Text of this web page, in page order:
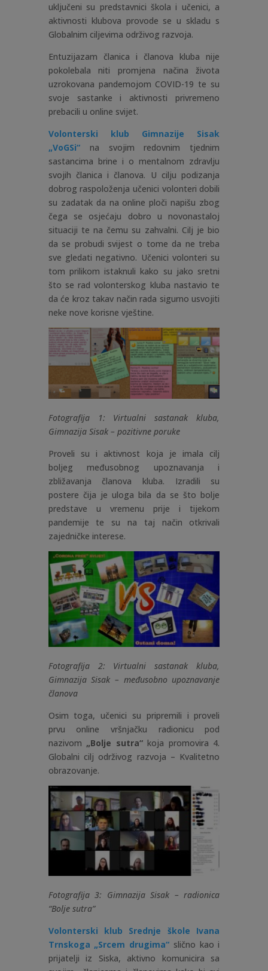
uključeni su predstavnici škola i učenici, a
aktivnosti klubova provode se u skladu s
Globalnim ciljevima održivog razvoja.
Entuzijazam članica i članova kluba nije
pokolebala niti promjena načina života
uzrokovana pandemojom COVID-19 te su
svoje sastanke i aktivnosti privremeno
prebacili u online svijet.
Volonterski klub Gimnazije Sisak
„VoGSi“
na svojim redovnim tjednim
sastancima brine i o mentalnom zdravlju
svojih članica i članova. U cilju podizanja
dobrog raspoloženja učenici volonteri dobili
su zadatak da na online ploči napišu zbog
čega se osjećaju dobro u novonastaloj
situaciji te na čemu su zahvalni. Cilj je bio
da se probudi svijest o tome da ne treba
sve gledati negativno. Učenici volonteri su
tom prilikom istaknuli kako su jako sretni
što se rad volonterskog kluba nastavio te
da će kroz takav način rada sigurno usvojiti
neke nove korisne vještine.
Fotografija 1: Virtualni sastanak kluba,
Gimnazija Sisak – pozitivne poruke
Proveli su i aktivnost koja je imala cilj
boljeg međusobnog upoznavanja i
zbližavanja članova kluba. Izradili su
postere čija je uloga bila da se što bolje
predstave u vremenu prije i tijekom
pandemije te su na taj način otkrivali
zajedničke interese.
Fotografija 2: Virtualni sastanak kluba,
Gimnazija Sisak – međusobno upoznavanje
članova
Osim toga, učenici su pripremili i proveli
prvu online vršnjačku radionicu pod
nazivom „Bolje sutra“koja promovira 4.
Globalni cilj održivog razvoja – Kvalitetno
obrazovanje.
Fotografija 3: Gimnazija Sisak – radionica
“Bolje sutra”
Volonterski klub Srednje škole Ivana
Trnskoga „Srcem drugima“ slično kao i
prijatelji iz Siska, aktivno komunicira sa